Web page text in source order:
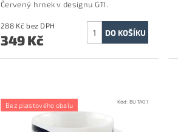
Červený hrnek v designu GTI.
288 Kč bez DPH
349 Kč
Bez plastového obalu Kód:BUTA07